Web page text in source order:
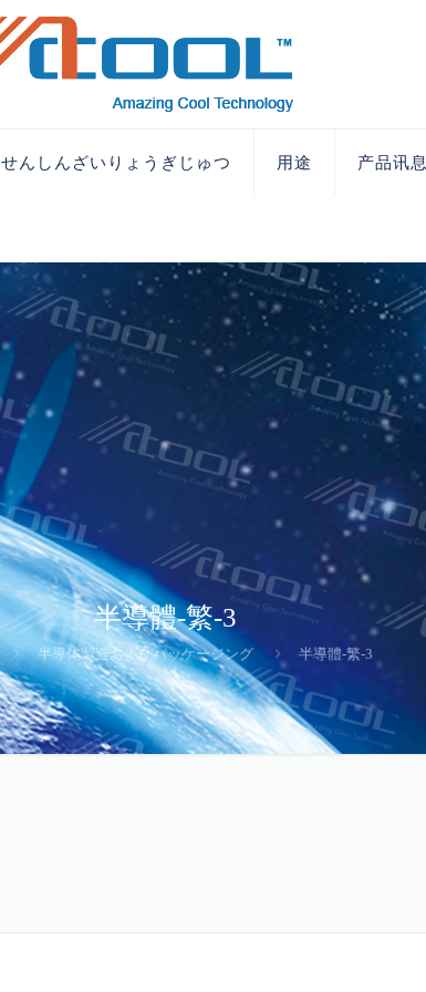
せんしんざいりょうぎじゅつ 用途 产品讯息
半導體-繁-3
半導体製造およびパッケージング 半導體-繁-3